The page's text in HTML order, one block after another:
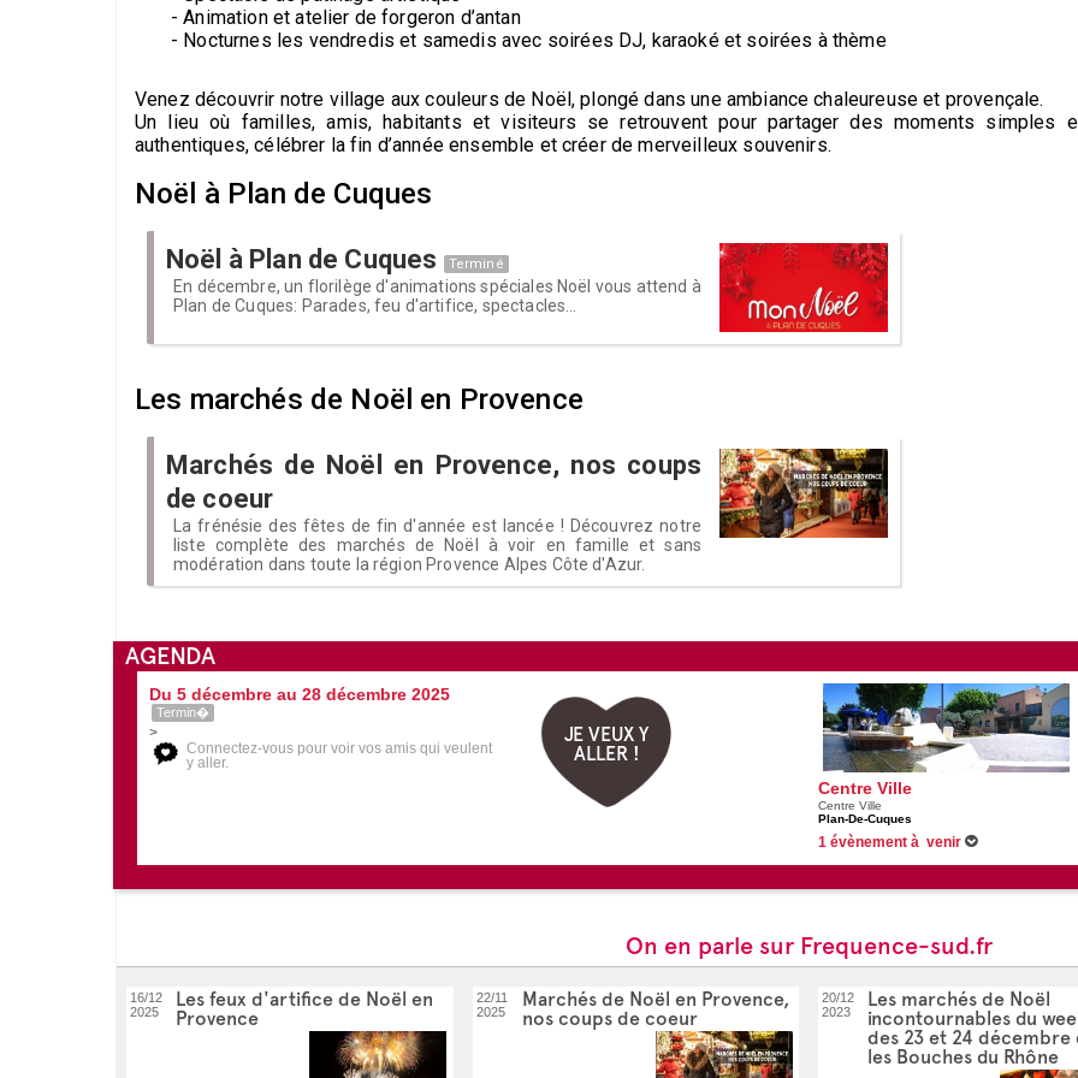
- Animation et atelier de forgeron d’antan
- Nocturnes les vendredis et samedis avec soirées DJ, karaoké et soirées à thème
Venez découvrir notre village aux couleurs de Noël, plongé dans une ambiance chaleureuse et provençale.
Un lieu où familles, amis, habitants et visiteurs se retrouvent pour partager des moments simples
authentiques, célébrer la fin d’année ensemble et créer de merveilleux souvenirs.
Noël à Plan de Cuques
Noël à Plan de Cuques Terminé
En décembre, un florilège d'animations spéciales Noël vous attend à
Plan de Cuques: Parades, feu d'artifice, spectacles...
Les marchés de Noël en Provence
Marchés de Noël en Provence, nos coups
de coeur
La frénésie des fêtes de fin d'année est lancée ! Découvrez notre
liste complète des marchés de Noël à voir en famille et sans
modération dans toute la région Provence Alpes Côte d'Azur.
AGENDA
Du 5 décembre au 28 décembre 2025
Termin�
>
Connectez-vous pour voir vos amis qui veulent
y aller.
JE VEUX Y
ALLER !
Centre Ville
Centre Ville
Plan-De-Cuques
1 évènement à venir
On en parle sur Frequence-sud.fr
16/12
2025
Les feux d'artifice de Noël en
Provence
22/11
2025
Marchés de Noël en Provence,
nos coups de coeur
20/12
2023
Les marchés de Noël
incontournables du
des 23 et 24 décembre
les Bouches du Rhône